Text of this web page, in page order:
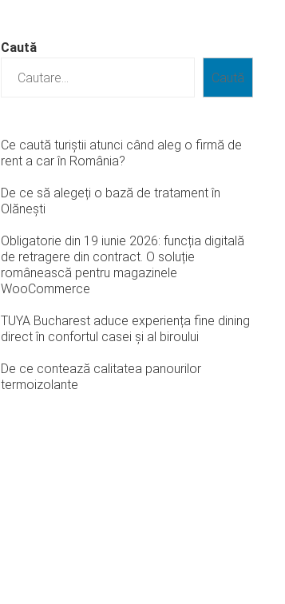
Caută
Caută
Ce caută turiștii atunci când aleg o firmă de
rent a car în România?
De ce să alegeți o bază de tratament în
Olănești
Obligatorie din 19 iunie 2026: funcția digitală
de retragere din contract. O soluție
românească pentru magazinele
WooCommerce
TUYA Bucharest aduce experiența fine dining
direct în confortul casei și al biroului
De ce contează calitatea panourilor
termoizolante